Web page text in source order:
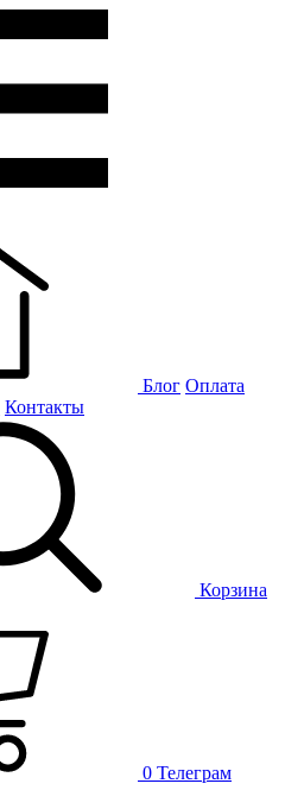
Блог Оплата
Контакты
Корзина
0 Телеграм